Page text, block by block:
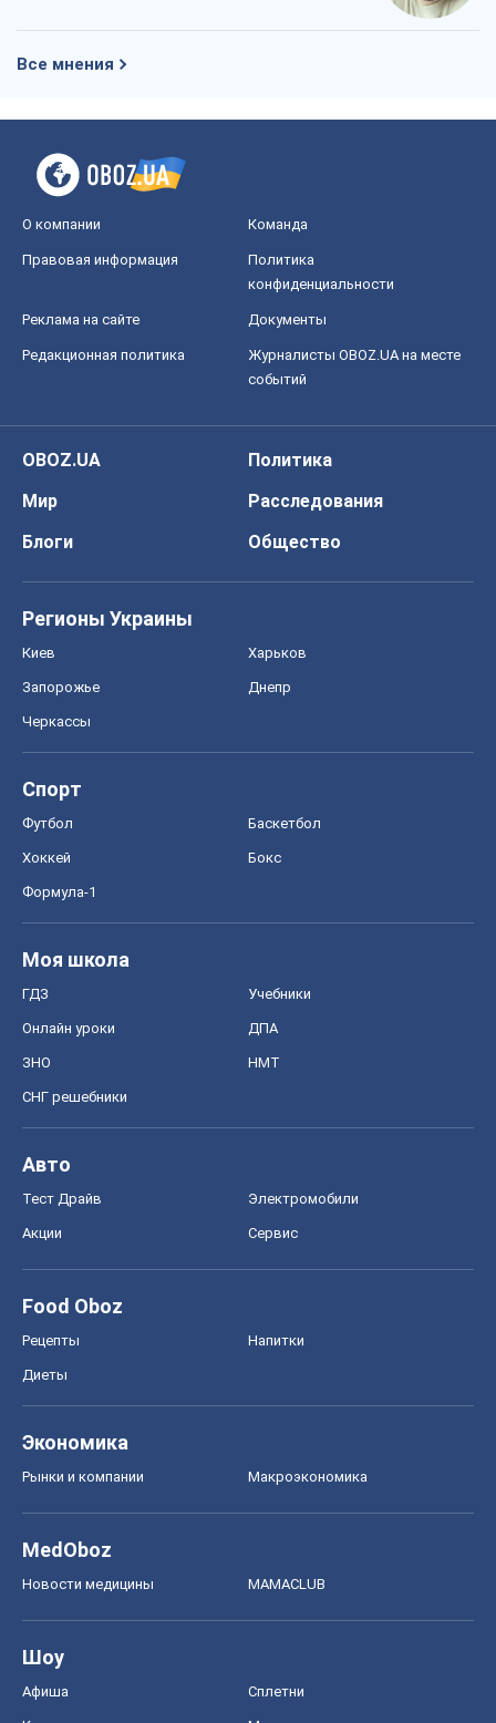
Все мнения
О компании Команда
Правовая информация
Политика
конфиденциальности
Реклама на сайте Документы
Редакционная политика
Журналисты OBOZ.UA на месте
событий
OBOZ.UA
Политика
Мир
Расследования
Блоги
Общество
Регионы Украины
Киев Харьков
Запорожье Днепр
Черкассы
Спорт
Футбол Баскетбол
Хоккей Бокс
Формула-1
Моя школа
ГДЗ Учебники
Онлайн уроки ДПА
ЗНО НМТ
СНГ решебники
Авто
Тест Драйв Электромобили
Акции Сервис
Food Oboz
Рецепты Напитки
Диеты
Экономика
Рынки и компании Mакроэкономика
MedOboz
Новости медицины MAMACLUB
Шоу
Афиша Сплетни